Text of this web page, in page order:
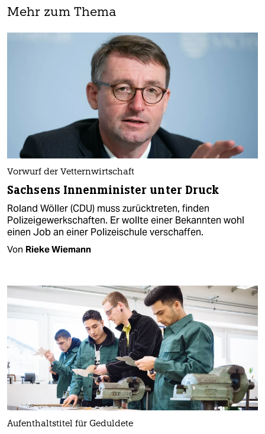
Mehr zum Thema
Vorwurf der Vetternwirtschaft
Sachsens Innenminister unter Druck
Roland Wöller (CDU) muss zurücktreten, finden
Polizeigewerkschaften. Er wollte einer Bekannten wohl
einen Job an einer Polizeischule verschaffen.
Von Rieke Wiemann
Aufenthaltstitel für Geduldete